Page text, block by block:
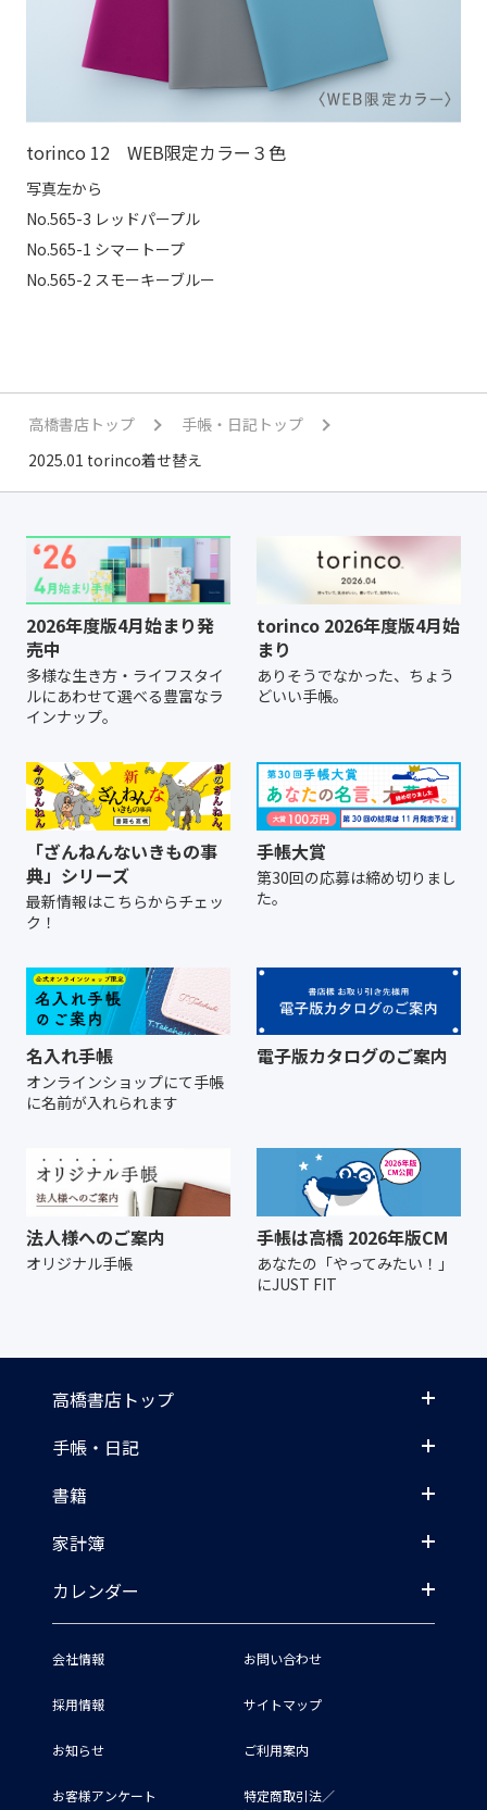
torinco 12 WEB限定カラー３色
写真左から
No.565-3 レッドパープル
No.565-1 シマートープ
No.565-2 スモーキーブルー
高橋書店トップ
手帳・日記トップ
2025.01 torinco着せ替え
2026年度版4月始まり発
売中
多様な生き方・ライフスタイ
ルにあわせて選べる豊富なラ
インナップ。
torinco 2026年度版4月始
まり
ありそうでなかった、ちょう
どいい手帳。
「ざんねんないきもの事
典」シリーズ
最新情報はこちらからチェッ
ク！
手帳大賞
第30回の応募は締め切りまし
た。
名入れ手帳
オンラインショップにて手帳
に名前が入れられます
電子版カタログのご案内
法人様へのご案内
オリジナル手帳
手帳は高橋 2026年版CM
あなたの「やってみたい！」
にJUST FIT
高橋書店トップ
手帳・日記
書籍
家計簿
カレンダー
会社情報
採用情報
お知らせ
お客様アンケート
お問い合わせ
サイトマップ
ご利用案内
特定商取引法／